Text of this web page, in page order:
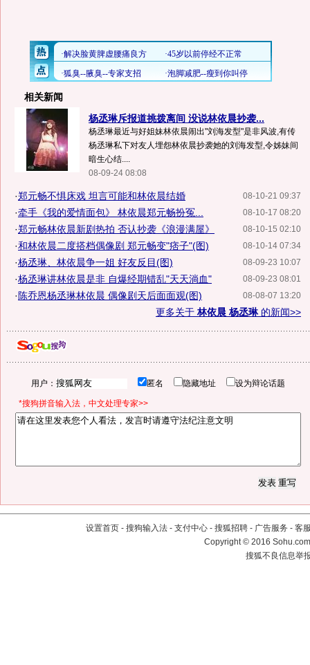
相关新闻
杨丞琳斥报道挑拨离间 没说林依晨抄袭...
杨丞琳最近与好姐妹林依晨闹出"刘海发型"是非风波,有传
杨丞琳私下对友人埋怨林依晨抄袭她的刘海发型,令姊妹间
暗生心结....
08-09-24 08:08
08-10-21 09:37
·郑元畅不惧床戏 坦言可能和林依晨结婚
08-10-17 08:20
·牵手《我的爱情面包》 林依晨郑元畅扮冤...
08-10-15 02:10
·郑元畅林依晨新剧热拍 否认抄袭《浪漫满屋》
08-10-14 07:34
·和林依晨二度搭档偶像剧 郑元畅变"痞子"(图)
08-09-23 10:07
·杨丞琳、林依晨争一姐 好友反目(图)
08-09-23 08:01
·杨丞琳讲林依晨是非 自爆经期错乱"天天淌血"
08-08-07 13:20
· 陈乔恩杨丞琳林依晨 偶像剧天后面面观(图)
更多关于 林依晨 杨丞琳的新闻>>
用户： 匿名 隐藏地址 设为辩论话题
*搜狗拼音输入法，中文处理专家>>
设置首页 - 搜狗输入法 - 支付中心 - 搜狐招聘 - 广告服务 - 客
Copyright©2016
搜狐不良信息举